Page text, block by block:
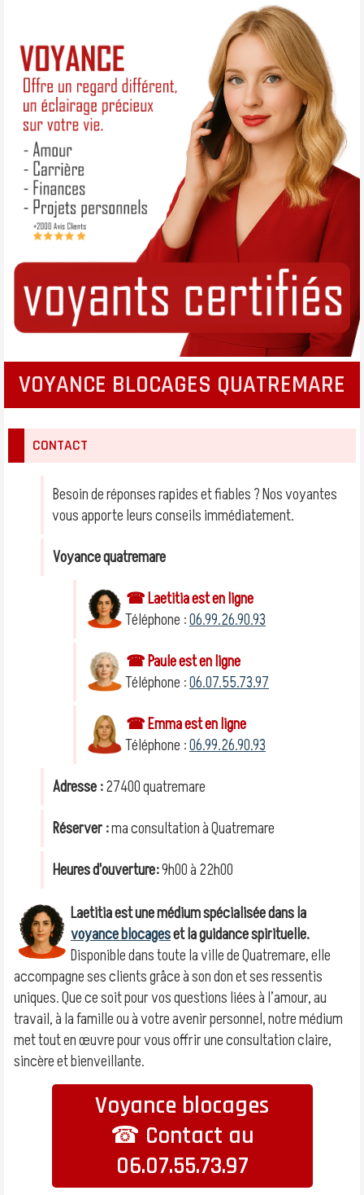
VOYANCE BLOCAGES QUATREMARE
CONTACT
Besoin de réponses rapides et fiables ? Nos voyantes
vous apporte leurs conseils immédiatement.
Voyance quatremare
☎ Laetitia est en ligne
Téléphone :06.99.26.90.93
☎ Paule est en ligne
Téléphone :06.07.55.73.97
☎ Emma est en ligne
Téléphone :06.99.26.90.93
Adresse :27400 quatremare
Réserver :ma consultation à Quatremare
Heures d'ouverture:9h00 à 22h00
Laetitia est une médium spécialisée dans la
voyance blocageset la guidance spirituelle.
Disponible dans toute la ville de Quatremare, elle
accompagne ses clients grâce à son don et ses ressentis
uniques. Que ce soit pour vos questions liées à l’amour, au
travail, à la famille ou à votre avenir personnel, notre médium
met tout en œuvre pour vous offrir une consultation claire,
sincère et bienveillante.
Voyance blocages
☎ Contact au
06.07.55.73.97